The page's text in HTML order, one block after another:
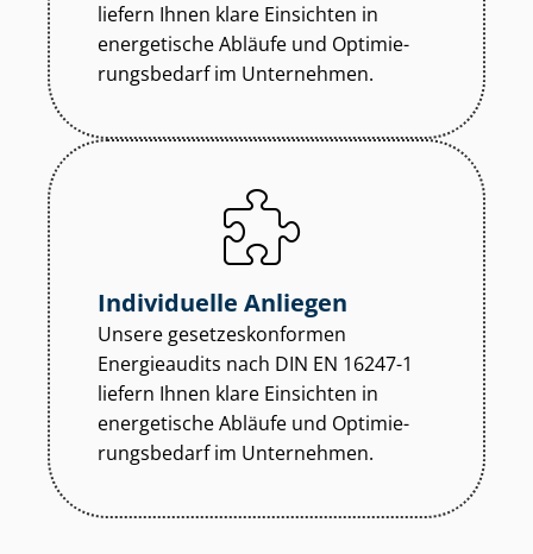
liefern Ihnen klare Einsichten in
energetische Abläufe und Op­ti­mie­
rungs­be­darf im Unternehmen.
Individuelle Anliegen
Unsere ge­set­zes­kon­for­men
Energieaudits nach DIN EN 16247-1
liefern Ihnen klare Einsichten in
energetische Abläufe und Op­ti­mie­
rungs­be­darf im Unternehmen.